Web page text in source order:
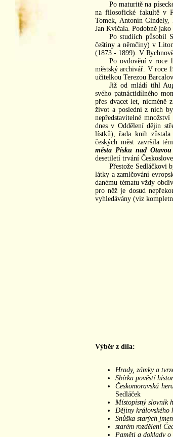
Po maturitě na
na filosofické fakultě v
Tomek, Antonín Gindely,
Jan Kvíčala. Podobně
Po studiích působil
češtiny a němčiny) v
(1873 - 1899). V
Po ovdovění v roce
městský archivář. V roce
učitelkou Terezou
Již od mládí tíhl
svého patnáctidílného
přes dvacet let, nicméně
život a poslední z nich
nepředstavitelné
dnes v Oddělení dějin
lístků), řada knih
českých měst završila
města Písku nad Otavou
desetiletí trvání
Přestože Sedláčkovi
látky a zamlčování
danému tématu vždy
pro něž je dosud
vyhledávány (viz
Výběr z díla:
Hrady, zámky a
Sbírka pověstí
Českomoravská
Sedláček
Místopisný slovník
Dějiny královského
Snůška starých
starém rozdělení
Paměti a doklady o